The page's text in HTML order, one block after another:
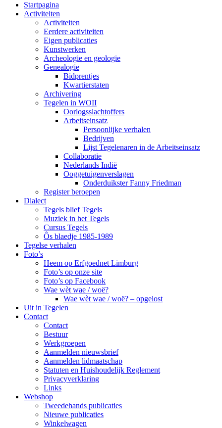
Startpagina
Activiteiten
Activiteiten
Eerdere activiteiten
Eigen publicaties
Kunstwerken
Archeologie en geologie
Genealogie
Bidprentjes
Kwartierstaten
Archivering
Tegelen in WOII
Oorlogsslachtoffers
Arbeitseinsatz
Persoonlijke verhalen
Bedrijven
Lijst Tegelenaren in de Arbeitseinsatz
Collaboratie
Nederlands Indië
Ooggetuigenverslagen
Onderduikster Fanny Friedman
Register beroepen
Dialect
Tegels blief Tegels
Muziek in het Tegels
Cursus Tegels
Ôs blaedje 1985-1989
Tegelse verhalen
Foto’s
Heem op Erfgoednet Limburg
Foto’s op onze site
Foto’s op Facebook
Wae wèt wae / woë?
Wae wèt wae / woë? – opgelost
Uit in Tegelen
Contact
Contact
Bestuur
Werkgroepen
Aanmelden nieuwsbrief
Aanmelden lidmaatschap
Statuten en Huishoudelijk Reglement
Privacyverklaring
Links
Webshop
Tweedehands publicaties
Nieuwe publicaties
Winkelwagen